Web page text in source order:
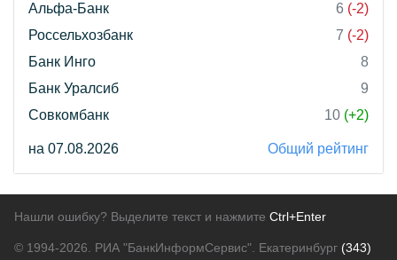
Альфа-Банк
6 (-2)
Россельхозбанк
7 (-2)
Банк Инго
8
Банк Уралсиб
9
Совкомбанк
10 (+2)
на 07.08.2026 Общий рейтинг
Нашли ошибку? Выделите текст и нажмите Ctrl+Enter
© 1994-2026. РИА "БанкИнформСервис". Екатеринбург (343)